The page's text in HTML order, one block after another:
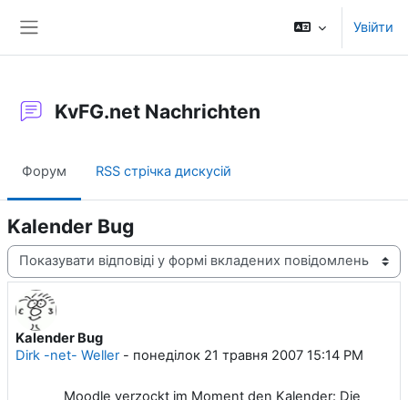
Увійти
KvFG.net Nachrichten
Форум RSS стрічка дискусій
Kalender Bug
Тип показу
Kalender Bug
Dirk -net- Weller- понеділок 21 травня 2007 15:14 PM
Кількість відповідей: 0
Moodle verzockt im Moment den Kalender: Die